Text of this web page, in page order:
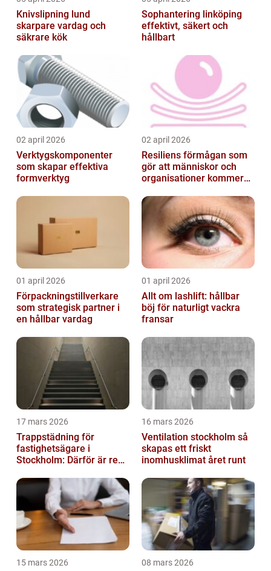
Knivslipning lund
skarpare vardag och
säkrare kök
Sophantering linköping
effektivt, säkert och
hållbart
02 april 2026
Verktygskomponenter
som skapar effektiva
formverktyg
02 april 2026
Resiliens förmågan som
gör att människor och
organisationer kommer
01 april 2026
Förpackningstillverkare
som strategisk partner i
en hållbar vardag
01 april 2026
Allt om lashlift: hållbar
böj för naturligt vackra
fransar
17 mars 2026
Trappstädning för
fastighetsägare i
Stockholm: Därför är rena
investering
16 mars 2026
Ventilation stockholm så
skapas ett friskt
inomhusklimat året runt
15 mars 2026 08 mars 2026